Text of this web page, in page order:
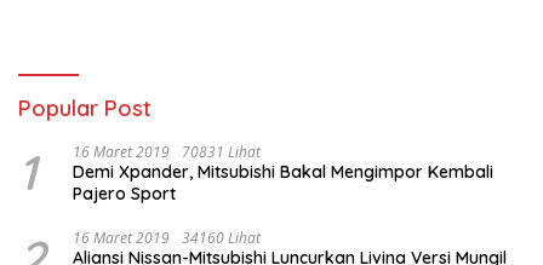
Popular Post
1 16 Maret 2019 70831 Lihat
Demi Xpander, Mitsubishi Bakal Mengimpor Kembali
Pajero Sport
16 Maret 2019 34160 Lihat
Aliansi Nissan-Mitsubishi Luncurkan Livina Versi Mungil